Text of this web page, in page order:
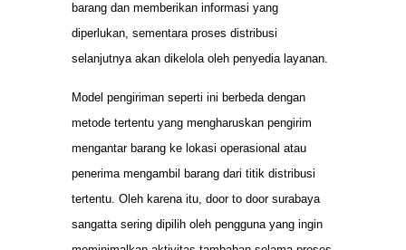
barang dan memberikan informasi yang
diperlukan, sementara proses distribusi
selanjutnya akan dikelola oleh penyedia layanan.
Model pengiriman seperti ini berbeda dengan
metode tertentu yang mengharuskan pengirim
mengantar barang ke lokasi operasional atau
penerima mengambil barang dari titik distribusi
tertentu. Oleh karena itu, door to door surabaya
sangatta sering dipilih oleh pengguna yang ingin